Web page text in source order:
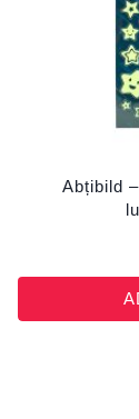
Abțibild